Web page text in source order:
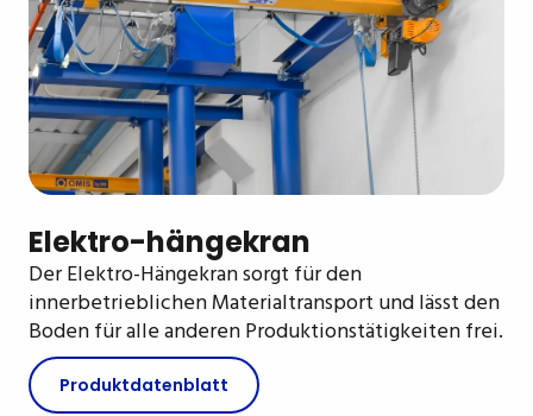
Elektro-hängekran
Der Elektro-Hängekran sorgt für den
innerbetrieblichen Materialtransport und lässt den
Boden für alle anderen Produktionstätigkeiten frei.
Produktdatenblatt